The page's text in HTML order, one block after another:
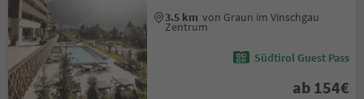
3.5 km von Graun im Vinschgau
Zentrum
Südtirol Guest Pass
ab 154€